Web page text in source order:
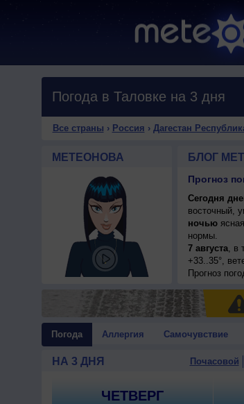
Погода в Таловке на 3 дня
Все страны › Россия › Дагестан
МЕТЕОНОВА БЛОГ
Прогноз
Сегодня
восточный,
ночью
нормы.
7 августа, в
+33..35°,
Прогноз
Погода Аллергия Самочувствие
НА 3 ДНЯ Почасовой
ЧЕТВЕРГ